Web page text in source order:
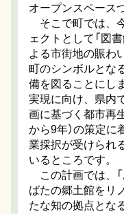
オープンスペース
そこで町では、
ェクトとして「図
よる市街地の賑わ
町のシンボルとな
備を図ることにし
実現に向け、県内
画に基づく都市再
から9年）の策定
業採択が受けられ
いるところです。
この計画では、
ばたの郷土館をリ
たな知の拠点とな